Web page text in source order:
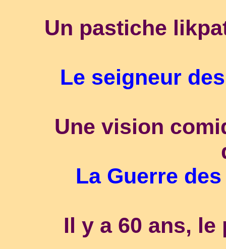
Un pastiche
Le seigneur
Une vision
La Guerre
Il y a 60 ans,